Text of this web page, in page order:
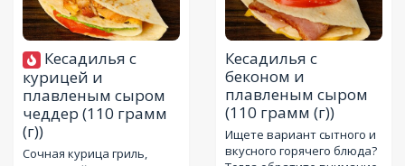
Кесадилья с
курицей и
плавленым сыром
чеддер (110 грамм
(г))
Сочная курица гриль,
Кесадилья с
беконом и
плавленым сыром
(110 грамм (г))
Ищете вариант сытного и
вкусного горячего блюда?